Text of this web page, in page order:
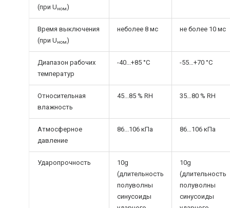
(при Uном)
Время выключения
(при Uном)
неболее 8 мс не более 10 мс
Диапазон рабочих
температур
-40...+85 °С -55…+70 °С
Относительная
влажность
45...85 % RH 35…80 % RH
Атмосферное
давление
86...106 кПа 86…106 кПа
Ударопрочность
10g
(длительность
полуволны
синусоиды
10g
(длительность
полуволны
синусоиды